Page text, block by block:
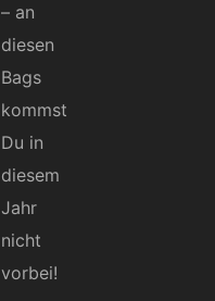
– an
diesen
Bags
kommst
Du in
diesem
Jahr
nicht
vorbei!